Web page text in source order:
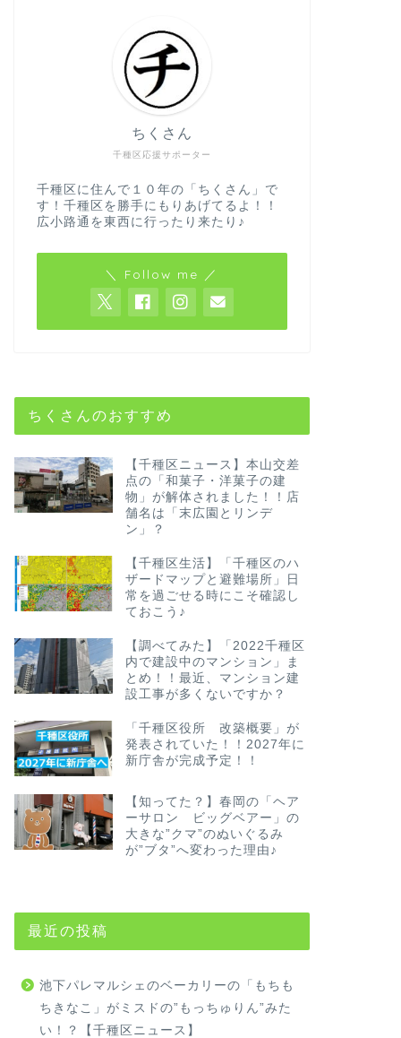
千種区応援サポーター
ちくさん
千種区に住んで１０年の「ちくさん」で
す！千種区を勝手にもりあげてるよ！！
広小路通を東西に行ったり来たり♪
＼ Follow me ／
ちくさんのおすすめ
【千種区ニュース】本山交差
点の「和菓子・洋菓子の建
物」が解体されました！！店
舗名は「末広園とリンデ
ン」？
【千種区生活】「千種区のハ
ザードマップと避難場所」日
常を過ごせる時にこそ確認し
ておこう♪
【調べてみた】「2022千種区
内で建設中のマンション」ま
とめ！！最近、マンション建
設工事が多くないですか？
「千種区役所 改築概要」が
発表されていた！！2027年に
新庁舎が完成予定！！
【知ってた？】春岡の「ヘア
ーサロン ビッグベアー」の
大きな”クマ”のぬいぐるみ
が”ブタ”へ変わった理由♪
最近の投稿
池下パレマルシェのベーカリーの「もちも
ちきなこ」がミスドの”もっちゅりん”みた
い！？【千種区ニュース】